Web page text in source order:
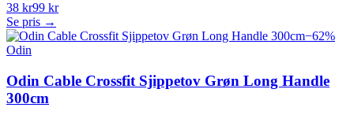
38 kr99 kr
Se pris →
−62%
Odin
Odin Cable Crossfit Sjippetov Grøn Long Handle
300cm